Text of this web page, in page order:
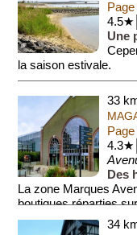
Une
la saison estivale.
33
Des
La zone Marques
boutiques réparties
au goût du jour
34